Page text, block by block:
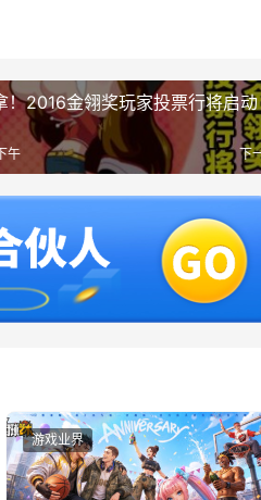
！2016金翎奖玩家投票行将启动
下
午
游戏业界